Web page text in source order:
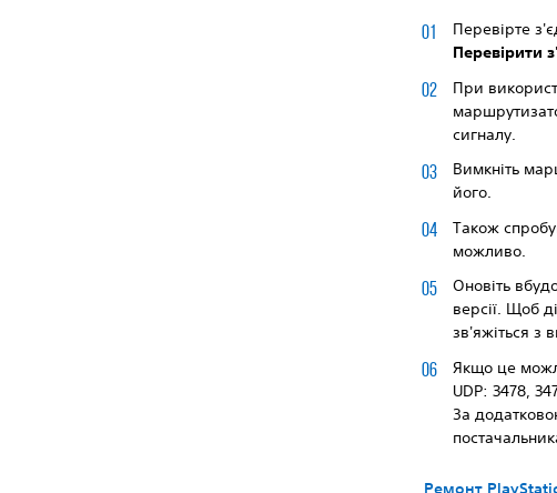
Перевірте
Перевірити
При
сигналу.
Вимкніть
його.
Також
можливо.
Оновіть
версії. Щоб
зв'яжіться з
Якщо це
UDP: 3478,
За
Ремонт